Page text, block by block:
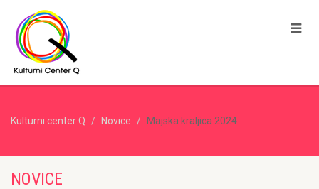
Kulturni center Q Novice Majska kraljica 2024
NOVICE